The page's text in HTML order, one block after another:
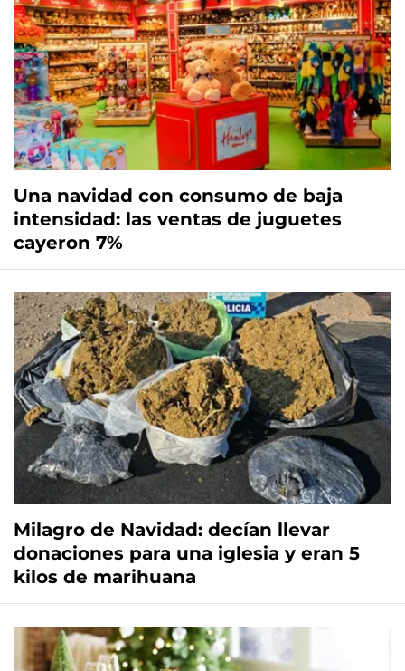
Una navidad con consumo de baja
intensidad: las ventas de juguetes
cayeron 7%
Milagro de Navidad: decían llevar
donaciones para una iglesia y eran 5
kilos de marihuana